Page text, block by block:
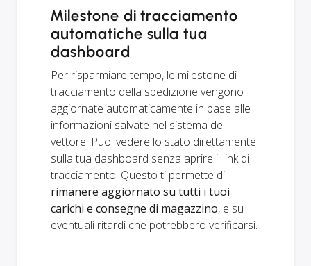
Milestone di tracciamento
automatiche sulla tua
dashboard
Per risparmiare tempo, le milestone di
tracciamento della spedizione vengono
aggiornate automaticamente in base alle
informazioni salvate nel sistema del
vettore. Puoi vedere lo stato direttamente
sulla tua dashboard senza aprire il link di
tracciamento. Questo ti permette di
rimanere aggiornato su tutti i tuoi
carichi e consegne di magazzino, e su
eventuali ritardi che potrebbero verificarsi.